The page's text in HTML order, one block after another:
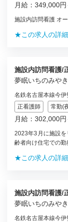
月給：349,000
施設内訪問看護 オ
★この求人の詳
施設内訪問看護/
夢眠いちのみや
名鉄名古屋本線今伊
正看護師
常勤(
月給：302,000
2023年3月に施設
齢者向け住宅での勤
★この求人の詳
施設内訪問看護/
夢眠いちのみや
名鉄名古屋本線今伊